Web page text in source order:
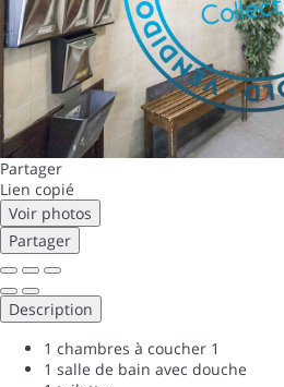
Partager
Lien copié
Voir photos
Partager
Description
1 chambres à coucher 1
1 salle de bain avec douche